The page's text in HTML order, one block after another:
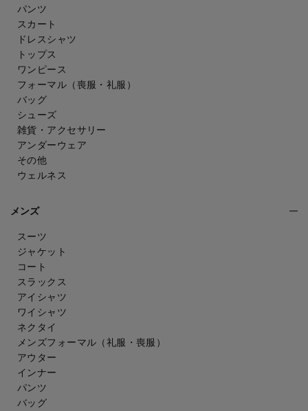
パンツ
スカート
ドレスシャツ
トップス
ワンピース
フォーマル（喪服・礼服）
バッグ
シューズ
雑貨・アクセサリー
アンダーウェア
その他
ウェルネス
メンズ
スーツ
ジャケット
コート
スラックス
アイシャツ
ワイシャツ
ネクタイ
メンズフォーマル （礼服・喪服）
アウター
インナー
パンツ
バッグ